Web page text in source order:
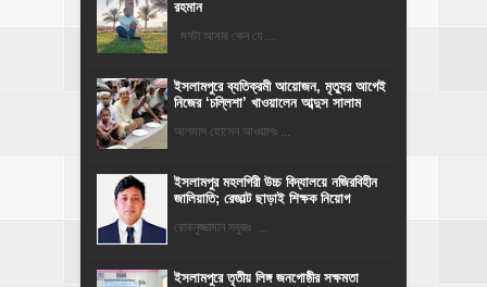
রহমান
মনটা আমার কেন যে ...
‎ইসলামপুরে ব্যতিক্রমী আয়োজন, মৃত্যুর আগেই
নিজের ‘চল্লিশা’ খাওয়ালেন আব্দুস সালাম
আলমাস হোসেন আওয়ালঃ ...
​ইসলামপুর মহলগিরী উচ্চ বিদ্যালয়ে নজিরবিহীন
জালিয়াতি; রেজাল্ট ছাড়াই শিক্ষক নিয়োগ
রোকনুজ্জামান সবুজঃ ...
ইসলামপুরে তৃতীয় লিঙ্গ জনগোষ্ঠীর সক্ষমতা